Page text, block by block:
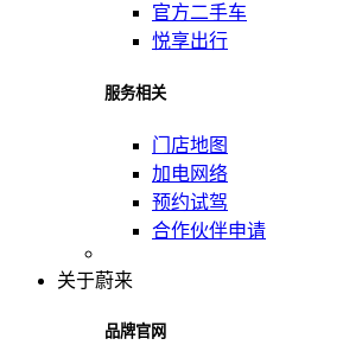
官方二手车
悦享出行
服务相关
门店地图
加电网络
预约试驾
合作伙伴申请
关于蔚来
品牌官网